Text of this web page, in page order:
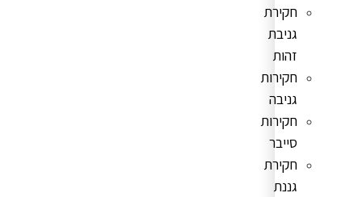
חקירת
גניבת
זהות
חקירות
גניבה
חקירות
סייבר
חקירת
גננת